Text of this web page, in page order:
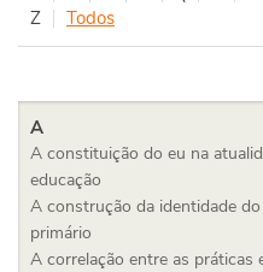
Z
Todos
A
A constituição do eu na
educação
A construção da identidade
primário
A correlação entre as práticas